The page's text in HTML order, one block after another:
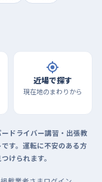
近場で探す
現在地のまわりから
ドライバー講習・出張教
す。運転に不安のある方
けられます。